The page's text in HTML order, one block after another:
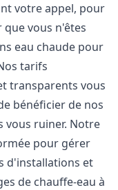
votre appel, pour
que vous n'êtes
eau chaude pour
tarifs
transparents vous
bénéficier de nos
vous ruiner. Notre
pour gérer
d'installations et
de chauffe-eau à